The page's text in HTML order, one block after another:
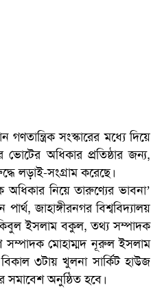
সংস্কারের মধ্যে দিয়ে
অধিকার প্রতিষ্ঠার জন্য,
লড়াই-সংগ্রাম করেছে।
অধিকার নিয়ে তারুণ্যের ভাবনা’
জাহাঙ্গীরনগর বিশ্ববিদ্যালয়
ইসলাম বকুল, তথ্য সম্পাদক
সম্পাদক মোহাম্মদ নূরুল ইসলাম
৩টায় খুলনা সার্কিট হাউজ
সমাবেশ অনুষ্ঠিত হবে।